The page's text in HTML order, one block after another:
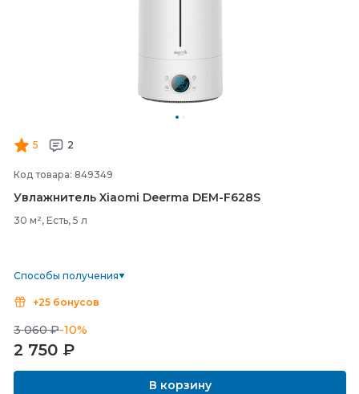
5 2
Код товара: 849349
Увлажнитель Xiaomi Deerma DEM-F628S
30 м², Есть, 5 л
Способы получения
+25 бонусов
3 060 ₽-10%
2 750 ₽
В корзину